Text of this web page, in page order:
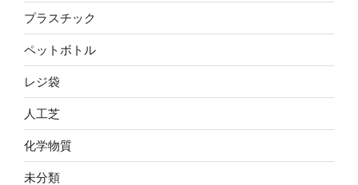
プラスチック
ペットボトル
レジ袋
人工芝
化学物質
未分類